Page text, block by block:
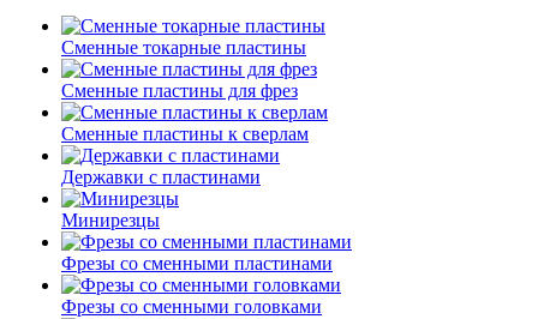
Сменные токарные пластины
Сменные пластины для фрез
Сменные пластины к сверлам
Державки с пластинами
Минирезцы
Фрезы со сменными пластинами
Фрезы со сменными головками